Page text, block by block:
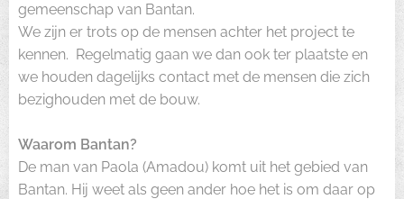
gemeenschap van Bantan.
We zijn er trots op de mensen achter het project te
kennen. Regelmatig gaan we dan ook ter plaatste en
we houden dagelijks contact met de mensen die zich
bezighouden met de bouw.
Waarom Bantan?
De man van Paola (Amadou) komt uit het gebied van
Bantan. Hij weet als geen ander hoe het is om daar op